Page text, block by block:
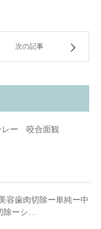
次の記事
レー 咬合面観
容歯肉切除ー単純ー中
除ーシ…